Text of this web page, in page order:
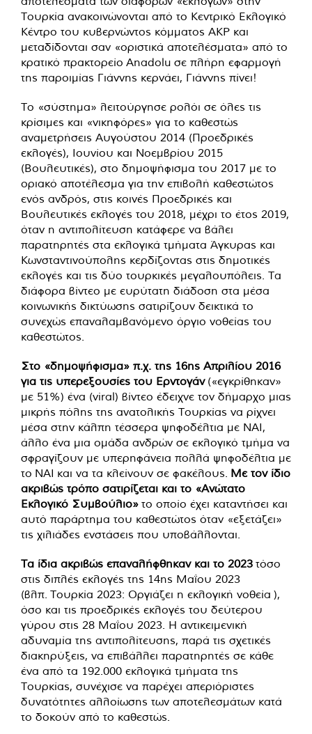
Τουρκία ανακοινώνονται από το Κεντρικό Εκλογικό
Κέντρο του κυβερνώντος κόμματος ΑΚΡ και
μεταδίδονται σαν «οριστικά αποτελέσματα» από το
κρατικό πρακτορείο Anadolu σε πλήρη εφαρμογή
της παροιμίας Γιάννης κερνάει, Γιάννης πίνει!
Το «σύστημα» λειτούργησε ρολόι σε όλες τις
κρίσιμες και «νικηφόρες» για το καθεστώς
αναμετρήσεις Αυγούστου 2014 (Προεδρικές
εκλογές), Ιουνίου και Νοεμβρίου 2015
(Βουλευτικές), στο δημοψήφισμα του 2017 με το
οριακό αποτέλεσμα για την επιβολή καθεστώτος
ενός ανδρός, στις κοινές Προεδρικές και
Βουλευτικές εκλογές του 2018, μέχρι το έτος 2019,
όταν η αντιπολίτευση κατάφερε να βάλει
παρατηρητές στα εκλογικά τμήματα Άγκυρας και
Κωνσταντινούπολης κερδίζοντας στις δημοτικές
εκλογές και τις δύο τουρκικές μεγαλουπόλεις. Τα
διάφορα βίντεο με ευρύτατη διάδοση στα μέσα
κοινωνικής δικτύωσης σατιρίζουν δεικτικά το
συνεχώς επαναλαμβανόμενο όργιο νοθείας του
καθεστώτος.
Στο «δημοψήφισμα» π.χ. της 16ης Απριλίου 2016
για τις υπερεξουσίες του Ερντογάν(«εγκρίθηκαν»
με 51%) ένα (viral) βίντεο έδειχνε τον δήμαρχο μιας
μικρής πόλης της ανατολικής Τουρκίας να ρίχνει
μέσα στην κάλπη τέσσερα ψηφοδέλτια με ΝΑΙ,
άλλο ένα μια ομάδα ανδρών σε εκλογικό τμήμα να
σφραγίζουν με υπερηφάνεια πολλά ψηφοδέλτια με
το NAI και να τα κλείνουν σε φακέλους. Με τον ίδιο
ακριβώς τρόπο σατιρίζεται και το «Ανώτατο
Εκλογικό Συμβούλιο» το οποίο έχει καταντήσει και
αυτό παράρτημα του καθεστώτος όταν «εξετάζει»
τις χιλιάδες ενστάσεις που υποβάλλονται.
Τα ίδια ακριβώς επαναλήφθηκαν και το 2023 τόσο
στις διπλές εκλογές της 14ης Μαΐου 2023
(βλπ. Τουρκία 2023: Οργιάζει η εκλογική νοθεία ),
όσο και τις προεδρικές εκλογές του δεύτερου
γύρου στις 28 Μαΐου 2023. Η αντικειμενική
αδυναμία της αντιπολίτευσης, παρά τις σχετικές
διακηρύξεις, να επιβάλλει παρατηρητές σε κάθε
ένα από τα 192.000 εκλογικά τμήματα της
Τουρκίας, συνέχισε να παρέχει απεριόριστες
δυνατότητες αλλοίωσης των αποτελεσμάτων κατά
το δοκούν από το καθεστώς.